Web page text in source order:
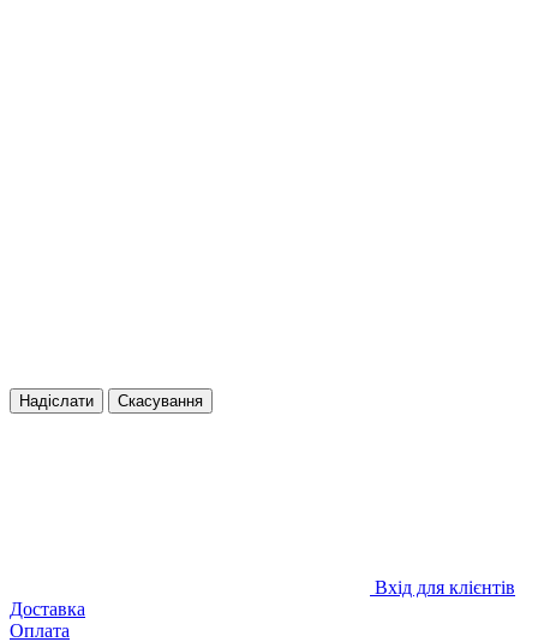
Надіслати Скасування
Вхід для клієнтів
Доставка
Оплата